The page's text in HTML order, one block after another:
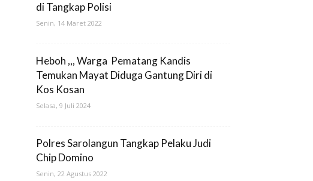
di Tangkap Polisi
Senin, 14 Maret 2022
Heboh ,,, Warga Pematang Kandis
Temukan Mayat Diduga Gantung Diri di
Kos Kosan
Selasa, 9 Juli 2024
Polres Sarolangun Tangkap Pelaku Judi
Chip Domino
Senin, 22 Agustus 2022